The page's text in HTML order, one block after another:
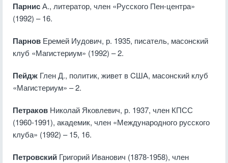
ПарнисА., литератор, член «Русского Пен-центра»
(1992) – 16.
Парнов Еремей Иудович, р. 1935, писатель, масонский
клуб «Магистериум» (1992) – 2.
Пейдж Глен Д., политик, живет в CША, масонский клуб
«Магистериум» – 2.
Петраков Николай Яковлевич, р. 1937, член КПСС
(1960-1991), академик, член «Международного русского
клуба» (1992) – 15, 16.
Петровский Григорий Иванович (1878-1958), член